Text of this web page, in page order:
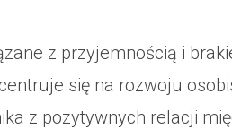
z przyjemnością i
się na rozwoju
z pozytywnych relacji